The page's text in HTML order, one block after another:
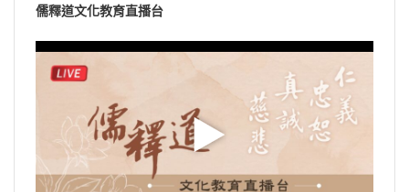
儒釋道文化教育直播台